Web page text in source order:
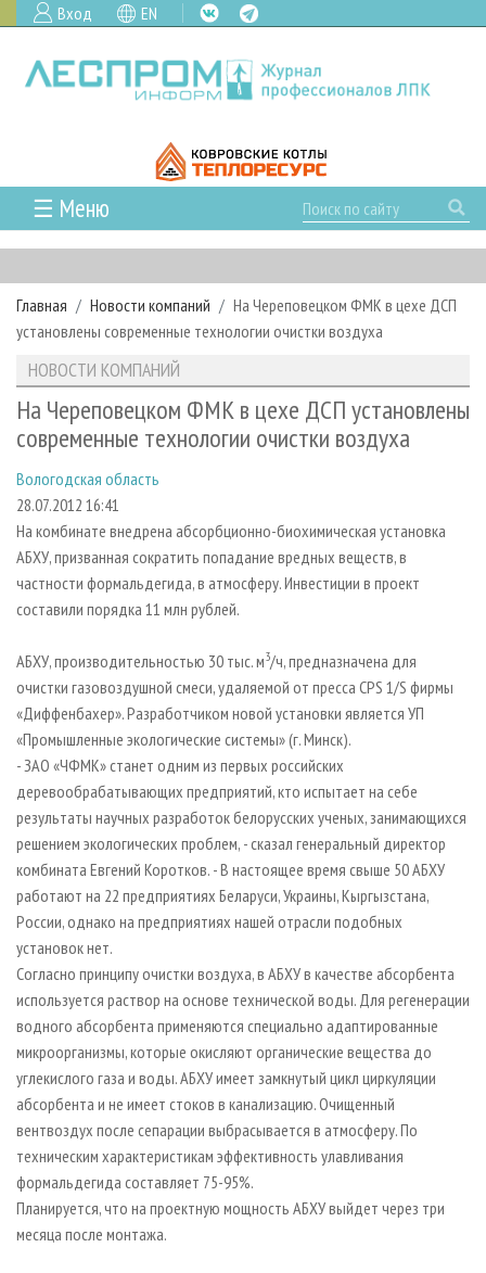
Вход EN
☰ Меню
ГЛАВНАЯ
РУБРИКИ И ТЕМЫ
РУБРИКИ ЖУРНАЛА
ЛЕСНОЕ ХОЗЯЙСТВО
ЛЕСОЗАГОТОВКА
ЛЕСОПИЛЕНИЕ
СУШКА ДРЕВЕСИНЫ
ПРОИЗВОДСТВО ДРЕВЕСНЫХ ПЛИТ
ДЕРЕВЯННОЕ ДОМОСТРОЕНИЕ
ПРОИЗВОДСТВО МЕБЕЛИ
ЦБП
ИНСТРУМЕНТ И МАТЕРИАЛЫ
НОВОСТИ
КАЛЕНДАРЬ СОБЫТИЙ
НОВОСТИ ЛПК
НОВОСТИ ЖУРНАЛА
ПРОЕКТЫ ЛПИ
АНАЛИТИКА
ПРЕДПРИЯТИЯ ЛПК
ПЕРСОНЫ
МОБИЛЬНЫЕ ВЫСТАВКИ
ОФИЦИАЛЬНЫЕ ДЕЛЕГАЦИИ
ПРИОРИТЕТНЫЕ ИНВЕСТПРОЕКТЫ
ГАЗЕТА ЛЕСПРОМФОРУМ
БИБЛИОТЕКА СПЕЦИАЛИСТА
АРХИВ
АРХИВ ЖУРНАЛОВ
О ЖУРНАЛЕ
ПОДПИСКА
КОНТАКТЫ
РЕКЛАМОДАТЕЛЯМ
РЕКЛАМА
РЕКЛАМА НА САЙТЕ
Главная Новости компаний
На Череповецком ФМК в цехе ДСП
установлены современные технологии очистки воздуха
НОВОСТИ КОМПАНИЙ
На Череповецком ФМК в цехе ДСП установлены
современные технологии очистки воздуха
Вологодская область
28.07.2012 16:41
На комбинате внедрена абсорбционно-биохимическая установка
АБХУ, призванная сократить попадание вредных веществ, в
частности формальдегида, в атмосферу. Инвестиции в проект
составили порядка 11 млн рублей.
АБХУ, производительностью 30 тыс. м3/ч, предназначена для
очистки газовоздушной смеси, удаляемой от пресса CPS 1/S фирмы
«Диффенбахер». Разработчиком новой установки является УП
«Промышленные экологические системы» (г. Минск).
- ЗАО «ЧФМК» станет одним из первых российских
деревообрабатывающих предприятий, кто испытает на себе
результаты научных разработок белорусских ученых, занимающихся
решением экологических проблем, - сказал генеральный директор
комбината Евгений Коротков. - В настоящее время свыше 50 АБХУ
работают на 22 предприятиях Беларуси, Украины, Кыргызстана,
России, однако на предприятиях нашей отрасли подобных
установок нет.
Согласно принципу очистки воздуха, в АБХУ в качестве абсорбента
используется раствор на основе технической воды. Для регенерации
водного абсорбента применяются специально адаптированные
микроорганизмы, которые окисляют органические вещества до
углекислого газа и воды. АБХУ имеет замкнутый цикл циркуляции
абсорбента и не имеет стоков в канализацию. Очищенный
вентвоздух после сепарации выбрасывается в атмосферу. По
техническим характеристикам эффективность улавливания
формальдегида составляет 75-95%.
Планируется, что на проектную мощность АБХУ выйдет через три
месяца после монтажа.